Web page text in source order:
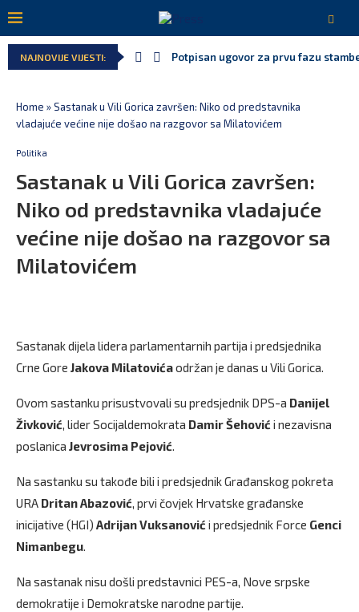
NAJNOVIJE VIJESTI: Potpisan ugovor za prvu fazu
Home »Sastanak u Vili Gorica završen: Niko od predstavnika
vladajuće većine nije došao na razgovor sa Milatovićem
Politika
Sastanak u Vili Gorica završen:
Niko od predstavnika vladajuće
većine nije došao na razgovor sa
Milatovićem
Sastanak dijela lidera parlamentarnih partija i predsjednika
Crne Gore Jakova Milatovićaodržan je danas u Vili Gorica.
Ovom sastanku prisustvovali su predsjednik DPS-a Danijel
Živković, lider Socijaldemokrata Damir Šehović i nezavisna
poslanica Jevrosima Pejović.
Na sastanku su takođe bili i predsjednik Građanskog pokreta
URA Dritan Abazović, prvi čovjek Hrvatske građanske
inicijative (HGI) Adrijan Vuksanović i predsjednik Force Genci
Nimanbegu.
Na sastanak nisu došli predstavnici PES-a, Nove srpske
demokratije i Demokratske narodne partije.